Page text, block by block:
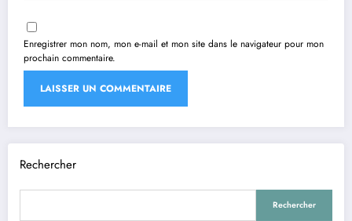
Enregistrer mon nom, mon e-mail et mon site dans le navigateur pour mon
prochain commentaire.
Rechercher
Rechercher